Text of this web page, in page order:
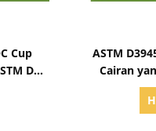
Cup
D92
ASTM
Cairan